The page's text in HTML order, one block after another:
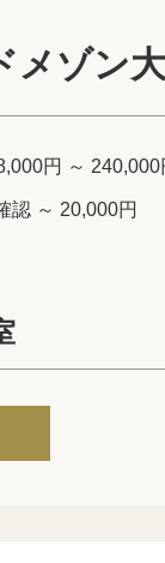
メゾン
円 ～ 240,000
認 ～ 20,000円